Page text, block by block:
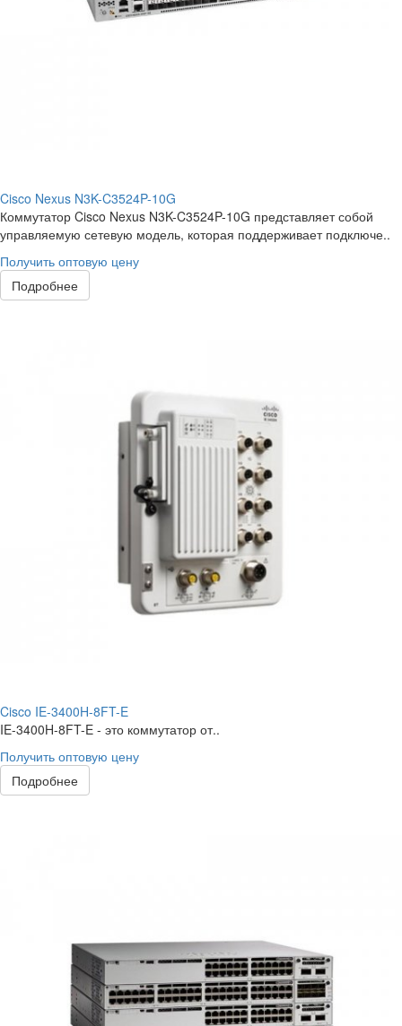
Cisco Nexus N3K-C3524P-10G
Коммутатор Cisco Nexus N3K-C3524P-10G представляет собой
управляемую сетевую модель, которая поддерживает подключе..
Получить оптовую цену
Подробнее
Cisco IE-3400H-8FT-E
IE-3400H-8FT-E - это коммутатор от..
Получить оптовую цену
Подробнее